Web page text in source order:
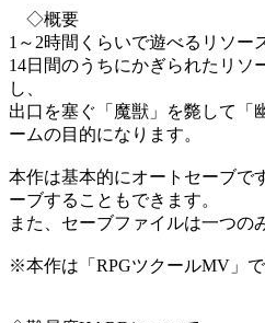
◇概要
1～2時間くらいで遊べるリソー
14日間のうちにかぎられたリソ
し、
出口を塞ぐ「魔獣」を斃して「
ームの目的になります。
本作は基本的にオートセーブで
ーブすることもできます。
また、セーブファイルは一つの
※本作は「RPGツクールMV」